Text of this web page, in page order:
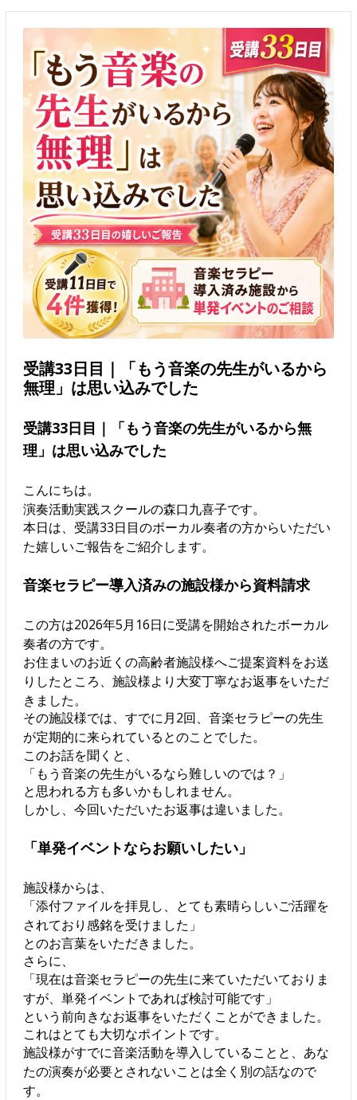
受講33日目｜「もう音楽の先生がいるから
無理」は思い込みでした
受講33日目｜「もう音楽の先生がいるから無
理」は思い込みでした
こんにちは。
演奏活動実践スクールの森口九喜子です。
本日は、受講33日目のボーカル奏者の方からいただい
た嬉しいご報告をご紹介します。
音楽セラピー導入済みの施設様から資料請求
この方は2026年5月16日に受講を開始されたボーカル
奏者の方です。
お住まいのお近くの高齢者施設様へご提案資料をお送
りしたところ、施設様より大変丁寧なお返事をいただ
きました。
その施設様では、すでに月2回、音楽セラピーの先生
が定期的に来られているとのことでした。
このお話を聞くと、
「もう音楽の先生がいるなら難しいのでは？」
と思われる方も多いかもしれません。
しかし、今回いただいたお返事は違いました。
「単発イベントならお願いしたい」
施設様からは、
「添付ファイルを拝見し、とても素晴らしいご活躍を
されており感銘を受けました」
とのお言葉をいただきました。
さらに、
「現在は音楽セラピーの先生に来ていただいておりま
すが、単発イベントであれば検討可能です」
という前向きなお返事をいただくことができました。
これはとても大切なポイントです。
施設様がすでに音楽活動を導入していることと、あな
たの演奏が必要とされないことは全く別の話なので
す。